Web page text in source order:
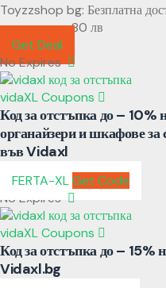
Toyzzshop bg: Безплатна
поръчки над 80 лв
Get Deal
No Expires
vidaXL Coupons
Код за отстъпка до – 10%
органайзери и шкафове за
във Vidaxl
FERTA-XLGet Code
No Expires
vidaXL Coupons
Код за отстъпка до – 15%
Vidaxl.bg